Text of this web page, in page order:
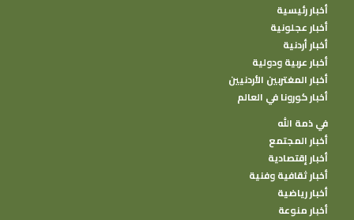
أخبار رئيسية
أخبار عجلونية
أخبار أردنية
أخبار عربية ودولية
أخبار المغتربين الأردنيين
أخبار كورونا في العالم
في ذمة الله
أخبار المجتمع
أخبار إقتصادية
أخبار ثقافية وفنية
أخبار رياضية
أخبار منوعة